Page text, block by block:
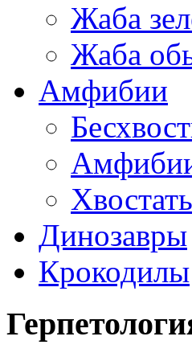
Жаба
Жаба
Амфибии
Динозавры
Крокодилы